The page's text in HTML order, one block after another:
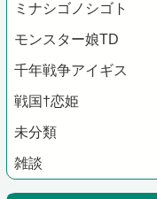
ミナシゴノシゴト
モンスター娘TD
千年戦争アイギス
戦国†恋姫
未分類
雑談